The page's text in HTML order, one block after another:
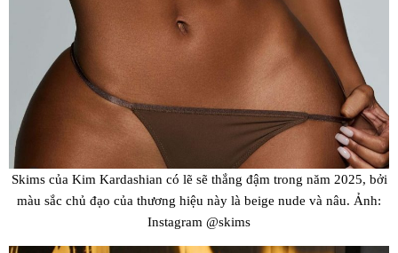
Skims của Kim Kardashian có lẽ sẽ thắng đậm trong năm 2025, bởi
màu sắc chủ đạo của thương hiệu này là beige nude và nâu. Ảnh:
Instagram @skims